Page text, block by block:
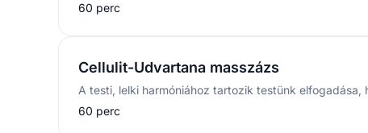
60 perc
Cellulit-Udvartana masszázs
60 perc